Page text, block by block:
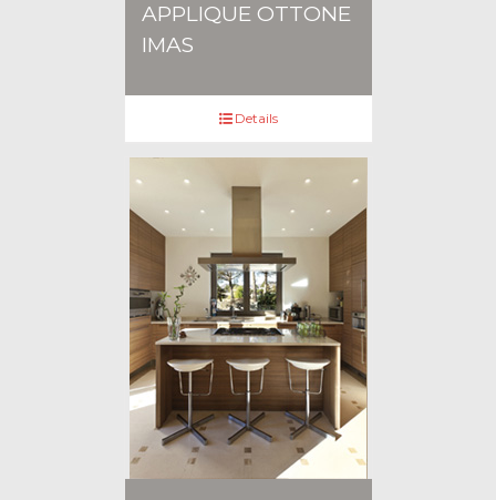
APPLIQUE OTTONE
IMAS
Details